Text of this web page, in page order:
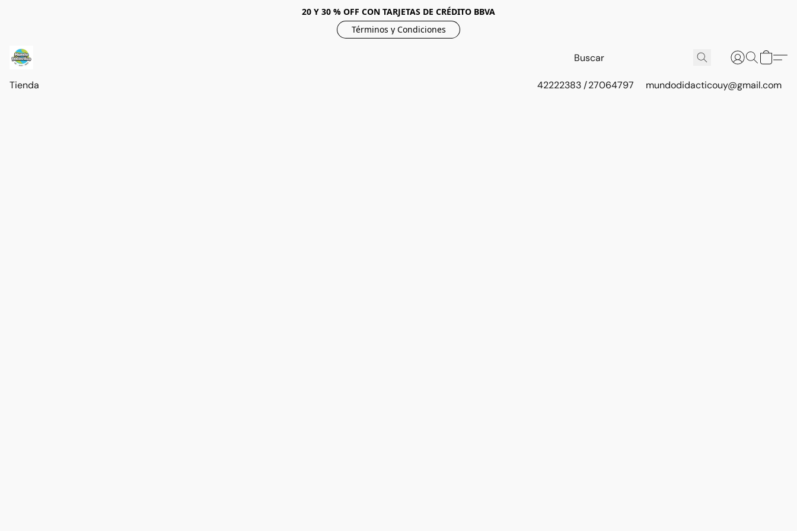
20 Y 30 % OFF CON TARJETAS DE CRÉDITO BBVA
Términos y Condiciones
Tienda 42222383 / 27064797 mundodidacticouy@gmail.com